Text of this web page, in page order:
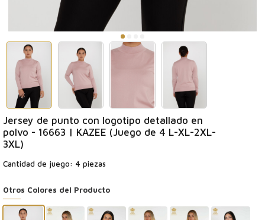
Jersey de punto con logotipo detallado en
polvo - 16663 | KAZEE (Juego de 4 L-XL-2XL-
3XL)
Cantidad de juego: 4 piezas
Otros Colores del Producto